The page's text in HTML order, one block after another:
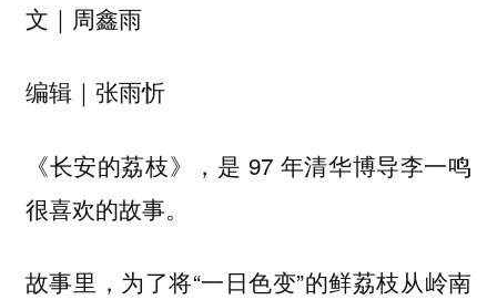
文｜周鑫雨
编辑｜张雨忻
《长安的荔枝》，是 97 年清华博导李一鸣
很喜欢的故事。
故事里，为了将“一日色变”的鲜荔枝从岭南